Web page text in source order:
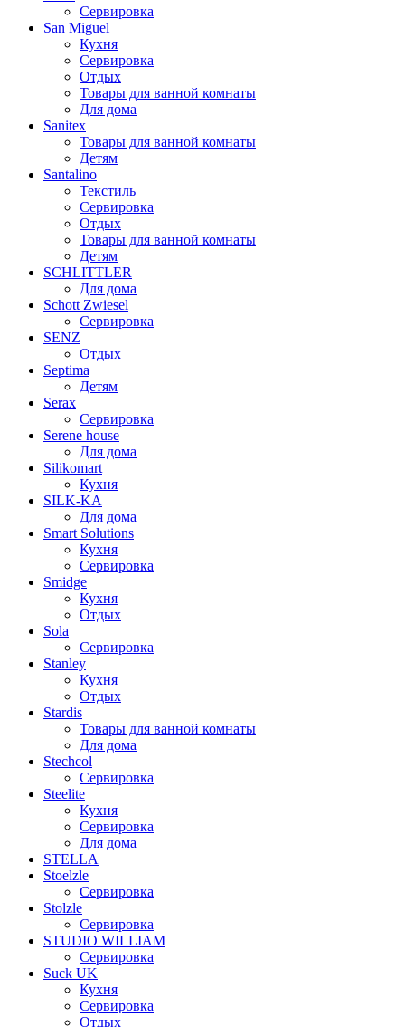
Сервировка
San Miguel
Кухня
Сервировка
Отдых
Товары для ванной комнаты
Для дома
Sanitex
Товары для ванной комнаты
Детям
Santalino
Текстиль
Сервировка
Отдых
Товары для ванной комнаты
Детям
SCHLITTLER
Для дома
Schott Zwiesel
Сервировка
SENZ
Отдых
Septima
Детям
Serax
Сервировка
Serene house
Для дома
Silikomart
Кухня
SILK-KA
Для дома
Smart Solutions
Кухня
Сервировка
Smidge
Кухня
Отдых
Sola
Сервировка
Stanley
Кухня
Отдых
Stardis
Товары для ванной комнаты
Для дома
Stechcol
Сервировка
Steelite
Кухня
Сервировка
Для дома
STELLA
Stoelzle
Сервировка
Stolzle
Сервировка
STUDIO WILLIAM
Сервировка
Suck UK
Кухня
Сервировка
Отдых